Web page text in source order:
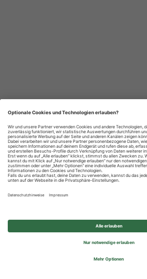
Datenschutzhinweise
Impressum
Privatsphäre-
© 2026 REWE Group - All rights